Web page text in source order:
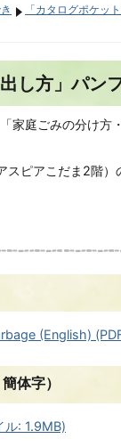
「カタログポケッ
し方」パン
家庭ごみの分け方
ピアこだま2階）
(English)
体字）
ル: 1.9MB)